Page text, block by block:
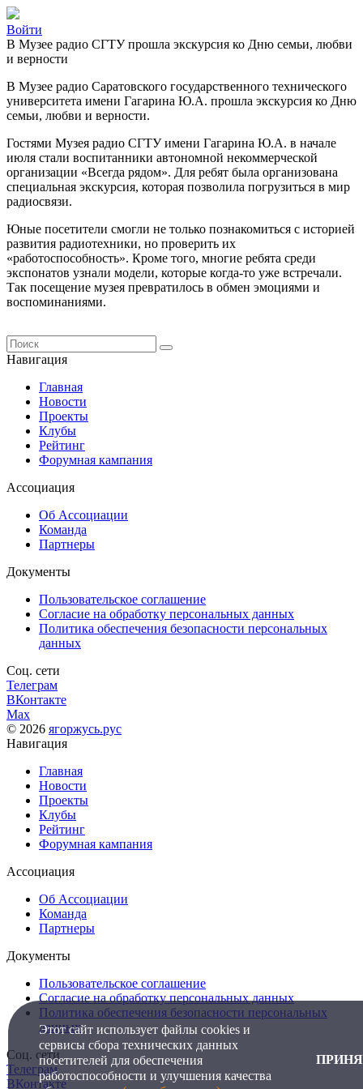
Войти
В Музее радио СГТУ прошла экскурсия ко Дню семьи, любви
и верности
В Музее радио Саратовского государственного технического
университета имени Гагарина Ю.А. прошла экскурсия ко Дню
семьи, любви и верности.
Гостями Музея радио СГТУ имени Гагарина Ю.А. в начале
июля стали воспитанники автономной некоммерческой
организации «Всегда рядом». Для ребят была организована
специальная экскурсия, которая позволила погрузиться в мир
радиосвязи.
Юные посетители смогли не только познакомиться с историей
развития радиотехники, но проверить их
«работоспособность». Кроме того, многие ребята среди
экспонатов узнали модели, которые когда-то уже встречали.
Так посещение музея превратилось в обмен эмоциями и
воспоминаниями.
Навигация
Главная
Новости
Проекты
Клубы
Рейтинг
Форумная кампания
Ассоциация
Об Ассоциации
Команда
Партнеры
Документы
Пользовательское соглашение
Согласие на обработку персональных данных
Политика обеспечения безопасности персональных
данных
Соц. сети
Телеграм
ВКонтакте
Max
© 2026 ягоржусь.рус
Навигация
Главная
Новости
Проекты
Клубы
Рейтинг
Форумная кампания
Ассоциация
Об Ассоциации
Команда
Партнеры
Документы
Пользовательское соглашение
Согласие на обработку персональных данных
Политика обеспечения безопасности персональных
данных
Соц. сети
Телеграм
ВКонтакте
Этот сайт использует файлы cookies и
сервисы сбора технических данных
посетителей для обеспечения
работоспособности и улучшения качества